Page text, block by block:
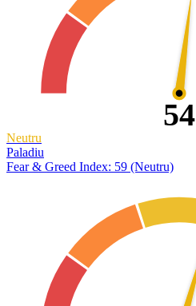
54
Neutru
Paladiu
Fear & Greed Index: 59 (Neutru)